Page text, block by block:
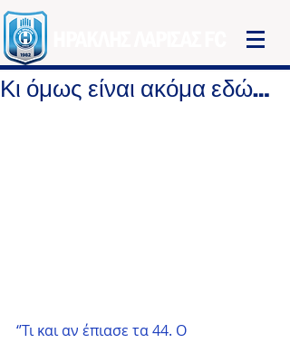
Κι όμως είναι ακόμα εδώ…
‘’Τι και αν έπιασε τα 44. Ο